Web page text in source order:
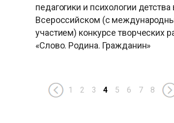
педагогики и психологии детства
Всероссийском (с
участием) конкурсе творческих
«Слово. Родина. Гражданин»
1 2 3 4 5 6 7 8